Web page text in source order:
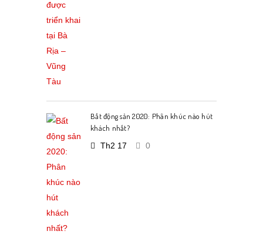
Bất động sản 2020: Phân khúc nào hút
khách nhất?
Th2 17
0